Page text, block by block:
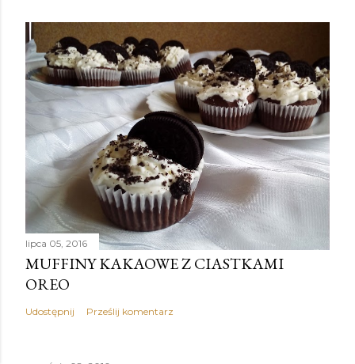
lipca 05, 2016
MUFFINY KAKAOWE Z CIASTKAMI
OREO
Udostępnij Prześlij komentarz